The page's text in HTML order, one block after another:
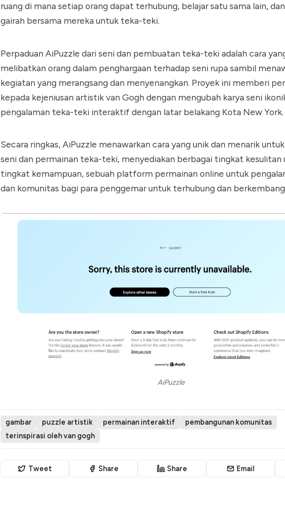
ruang di mana setiap orang dapat terhubung, belajar satu sama lain,
gairah bersama mereka untuk teka-teki.
Perpaduan AiPuzzle dari seni dan pembuatan teka-teki adalah cara
melibatkan orang dalam penghargaan terhadap seni rupa sambil
kegiatan yang merangsang dan menyenangkan. Proyek ini memberi
kepada kejeniusan artistik van Gogh dengan mengubah karya seni
pengalaman teka-teki interaktif dengan latar belakang Kota New York.
Secara ringkas, AiPuzzle menawarkan cara yang unik dan menarik
seni dan permainan teka-teki, menyediakan berbagai tingkat kesulitan
tingkat kemampuan, sebuah platform permainan online untuk
dan komunitas bagi para penggemar untuk terhubung dan
AiPuzzle
gambar puzzle artistik permainan interaktif
pembangunan komunitas
terinspirasi oleh van gogh
Tweet Share Share Email